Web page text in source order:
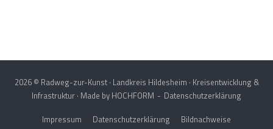
2026 © Radweg-zur-Kunst · Landkreis Hildesheim · Kreisentwicklung &
Infrastruktur · Made by HOCHFORM
Datenschutzerklärung
Impressum
Datenschutzerklärung Bildnachweise